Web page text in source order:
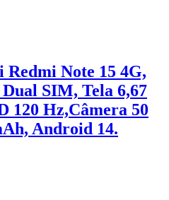
Note 15 4G,
SIM, Tela 6,67
120 Hz,Câmera 50
Android 14.